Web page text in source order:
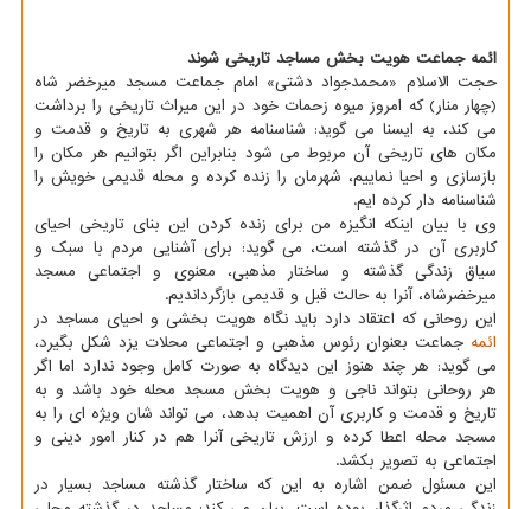
ائمه جماعت هویت بخش مساجد تاریخی شوند
حجت الاسلام «محمدجواد دشتی» امام جماعت مسجد میرخضر شاه
(چهار منار) که امروز میوه زحمات خود در این میراث تاریخی را برداشت
می کند، به ایسنا می گوید: شناسنامه هر شهری به تاریخ و قدمت و
مکان های تاریخی آن مربوط می شود بنابراین اگر بتوانیم هر مکان را
بازسازی و احیا نماییم، شهرمان را زنده کرده و محله قدیمی خویش را
شناسنامه دار کرده ایم.
وی با بیان اینکه انگیزه من برای زنده کردن این بنای تاریخی احیای
کاربری آن در گذشته است، می گوید: برای آشنایی مردم با سبک و
سیاق زندگی گذشته و ساختار مذهبی، معنوی و اجتماعی مسجد
میرخضرشاه، آنرا به حالت قبل و قدیمی بازگرداندیم.
این روحانی که اعتقاد دارد باید نگاه هویت بخشی و احیای مساجد در
ائمه جماعت بعنوان رئوس مذهبی و اجتماعی محلات یزد شکل بگیرد،
می گوید: هر چند هنوز این دیدگاه به صورت کامل وجود ندارد اما اگر
هر روحانی بتواند ناجی و هویت بخش مسجد محله خود باشد و به
تاریخ و قدمت و کاربری آن اهمیت بدهد، می تواند شان ویژه ای را به
مسجد محله اعطا کرده و ارزش تاریخی آنرا هم در کنار امور دینی و
اجتماعی به تصویر بکشد.
این مسئول ضمن اشاره به این که ساختار گذشته مساجد بسیار در